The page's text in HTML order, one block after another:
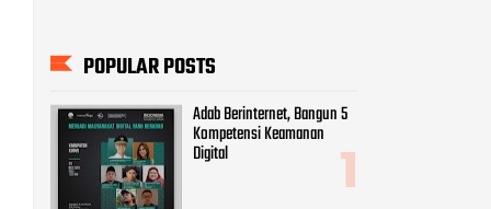
POPULAR POSTS
Adab Berinternet, Bangun 5
Kompetensi Keamanan
Digital